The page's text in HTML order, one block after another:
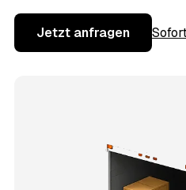
Jetzt anfragen